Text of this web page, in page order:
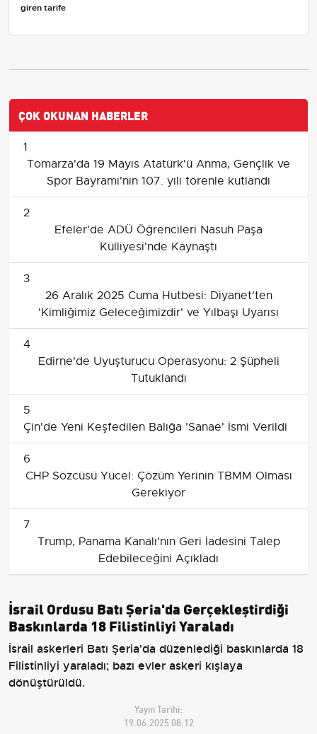
giren tarife
ÇOK OKUNAN HABERLER
1
Tomarza'da 19 Mayıs Atatürk'ü Anma, Gençlik ve
Spor Bayramı'nın 107. yılı törenle kutlandı
2
Efeler'de ADÜ Öğrencileri Nasuh Paşa
Külliyesi'nde Kaynaştı
3
26 Aralık 2025 Cuma Hutbesi: Diyanet'ten
'Kimliğimiz Geleceğimizdir' ve Yılbaşı Uyarısı
4
Edirne'de Uyuşturucu Operasyonu: 2 Şüpheli
Tutuklandı
5
Çin'de Yeni Keşfedilen Balığa 'Sanae' İsmi Verildi
6
CHP Sözcüsü Yücel: Çözüm Yerinin TBMM Olması
Gerekiyor
7
Trump, Panama Kanalı'nın Geri İadesini Talep
Edebileceğini Açıkladı
İsrail Ordusu Batı Şeria'da Gerçekleştirdiği
Baskınlarda 18 Filistinliyi Yaraladı
İsrail askerleri Batı Şeria'da düzenlediği baskınlarda 18
Filistinliyi yaraladı; bazı evler askeri kışlaya
dönüştürüldü.
Yayın Tarihi:
19.06.2025 08:12